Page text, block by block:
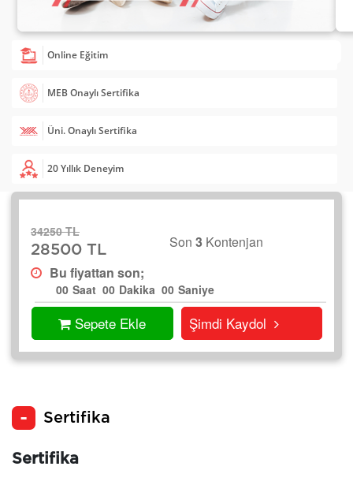
20 Yıllık Deneyim
Üni. Onaylı Sertifika
MEB Onaylı Sertifika
Online Eğitim
34250 TL
28500 TL
Son 3Kontenjan
Bu fiyattan son;
00 Saat 00 Dakika 00 Saniye
Sepete Ekle Şimdi Kaydol
Sertifika
Sertifika